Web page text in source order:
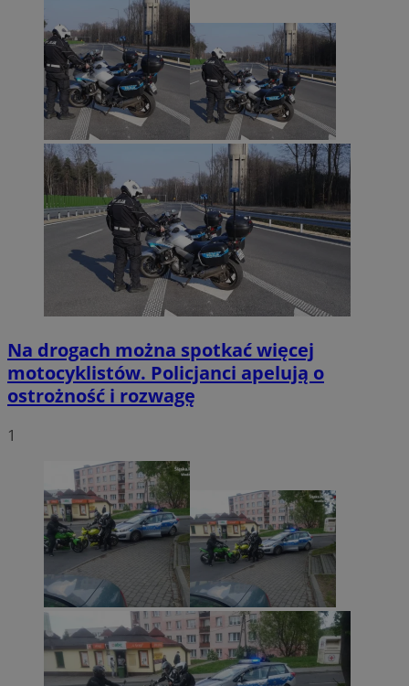
Na drogach można spotkać więcej
motocyklistów. Policjanci apelują o
ostrożność i rozwagę
1